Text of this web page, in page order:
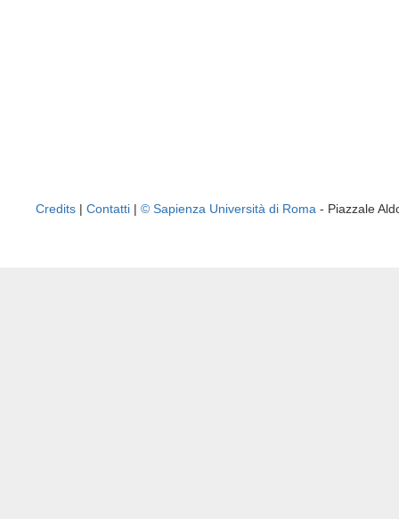
Credits | Contatti | © Sapienza Università di Roma - Piazzale